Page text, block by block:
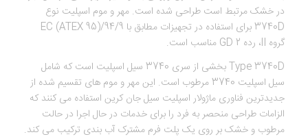
در خشک مرتبط است طراحی شده است. مهر و موم اسپلیت نوع
3740D برای استفاده در تجهیزات مطابق با 94/9/EC (ATEX 95)
گروه II، رده 2 GD مناسب است.
Type 3740D بخشی از سری 3740 سیل اسپلیت است که شامل
سیل اسپلیت 3740 مرطوب است. این مهر و موم های تقسیم شده از
جدیدترین فناوری ماژولار اسپلیت سیل جان کرین استفاده می کنند که
الزامات طراحی منحصر به فرد را برای خدمات در حال اجرا در حالت
مرطوب و خشک بر روی یک پلت فرم مشترک آب بندی ترکیب می کند.